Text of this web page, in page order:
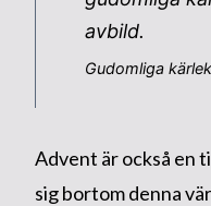
avbild.
Gudomliga
Advent är också en
sig bortom denna